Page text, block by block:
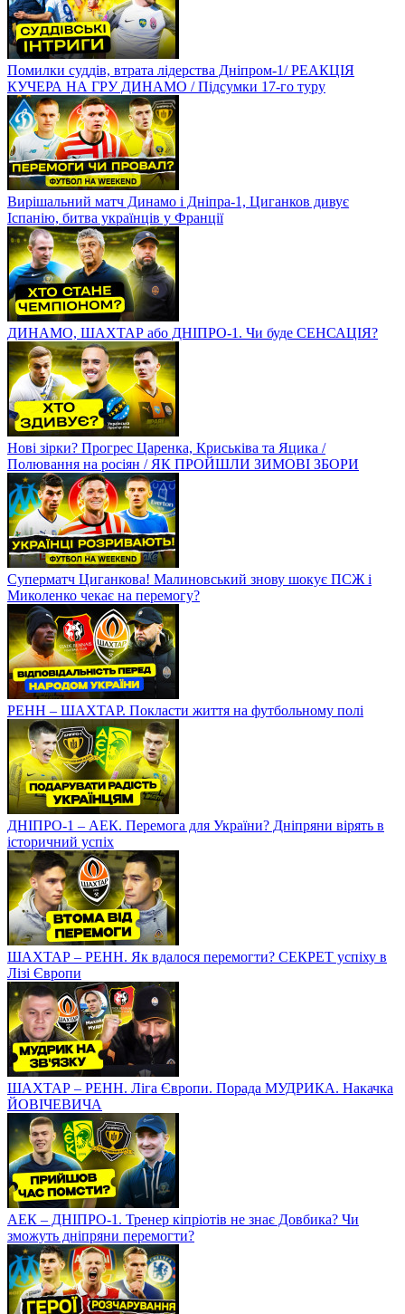
Помилки суддів, втрата лідерства Дніпром-1/ РЕАКЦІЯ
КУЧЕРА НА ГРУ ДИНАМО / Підсумки 17-го туру
Вирішальний матч Динамо і Дніпра-1, Циганков дивує
Іспанію, битва українців у Франції
ДИНАМО, ШАХТАР або ДНІПРО-1. Чи буде СЕНСАЦІЯ?
Нові зірки? Прогрес Царенка, Криськіва та Яцика /
Полювання на росіян / ЯК ПРОЙШЛИ ЗИМОВІ ЗБОРИ
Суперматч Циганкова! Малиновський знову шокує ПСЖ і
Миколенко чекає на перемогу?
РЕНН – ШАХТАР. Покласти життя на футбольному полі
ДНІПРО-1 – АЕК. Перемога для України? Дніпряни вірять в
історичний успіх
ШАХТАР – РЕНН. Як вдалося перемогти? СЕКРЕТ успіху в
Лізі Європи
ШАХТАР – РЕНН. Ліга Європи. Порада МУДРИКА. Накачка
ЙОВІЧЕВИЧА
АЕК – ДНІПРО-1. Тренер кіпріотів не знає Довбика? Чи
зможуть дніпряни перемогти?